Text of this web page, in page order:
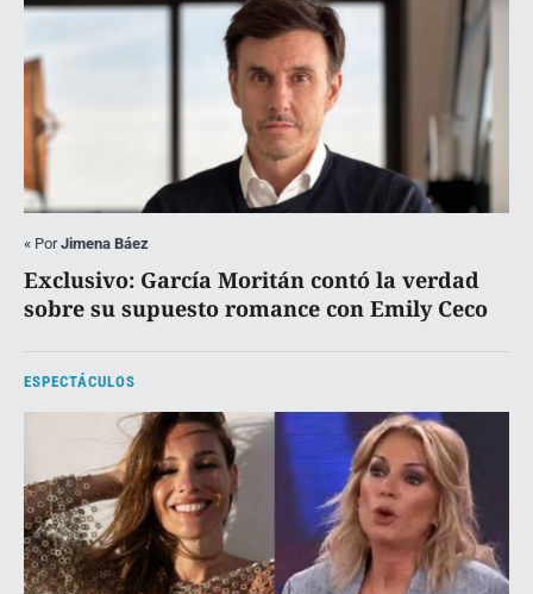
« PorJimena Báez
Exclusivo: García Moritán contó la verdad
sobre su supuesto romance con Emily Ceco
ESPECTÁCULOS